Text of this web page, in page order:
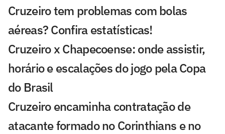
Cruzeiro tem problemas com bolas
aéreas? Confira estatísticas!
Cruzeiro x Chapecoense: onde assistir,
horário e escalações do jogo pela Copa
do Brasil
Cruzeiro encaminha contratação de
atacante formado no Corinthians e no